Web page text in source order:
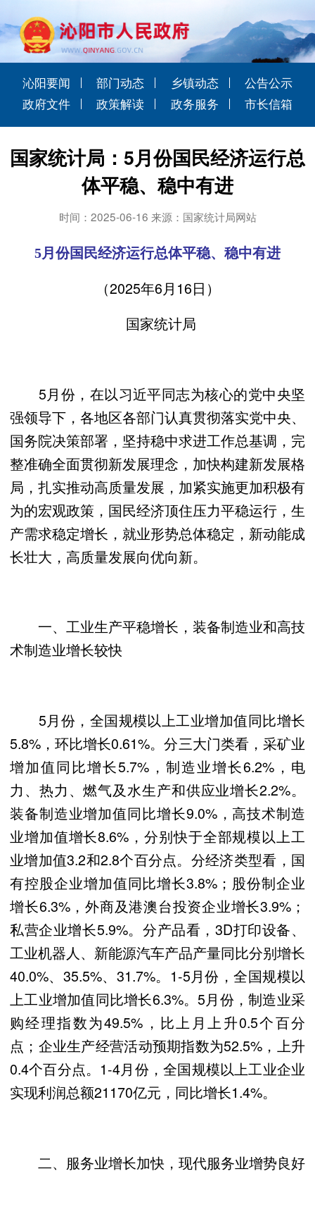
沁阳要闻 部门动态 乡镇动态
公告公示
政府文件
政策解读 政务服务 市长信箱
国家统计局：5月份国民经济运行总
体平稳、稳中有进
时间：2025-06-16 来源：国家统计局网站
5月份国民经济运行总体平稳、稳中有进
（2025年6月16日）
国家统计局
5月份，在以习近平同志为核心的党中央坚
强领导下，各地区各部门认真贯彻落实党中央、
国务院决策部署，坚持稳中求进工作总基调，完
整准确全面贯彻新发展理念，加快构建新发展格
局，扎实推动高质量发展，加紧实施更加积极有
为的宏观政策，国民经济顶住压力平稳运行，生
产需求稳定增长，就业形势总体稳定，新动能成
长壮大，高质量发展向优向新。
一、工业生产平稳增长，装备制造业和高技
术制造业增长较快
5月份，全国规模以上工业增加值同比增长
5.8%，环比增长0.61%。分三大门类看，采矿业
增加值同比增长5.7%，制造业增长6.2%，电
力、热力、燃气及水生产和供应业增长2.2%。
装备制造业增加值同比增长9.0%，高技术制造
业增加值增长8.6%，分别快于全部规模以上工
业增加值3.2和2.8个百分点。分经济类型看，国
有控股企业增加值同比增长3.8%；股份制企业
增长6.3%，外商及港澳台投资企业增长3.9%；
私营企业增长5.9%。分产品看，3D打印设备、
工业机器人、新能源汽车产品产量同比分别增长
40.0%、35.5%、31.7%。1-5月份，全国规模以
上工业增加值同比增长6.3%。5月份，制造业采
购经理指数为49.5%，比上月上升0.5个百分
点；企业生产经营活动预期指数为52.5%，上升
0.4个百分点。1-4月份，全国规模以上工业企业
实现利润总额21170亿元，同比增长1.4%。
二、服务业增长加快，现代服务业增势良好